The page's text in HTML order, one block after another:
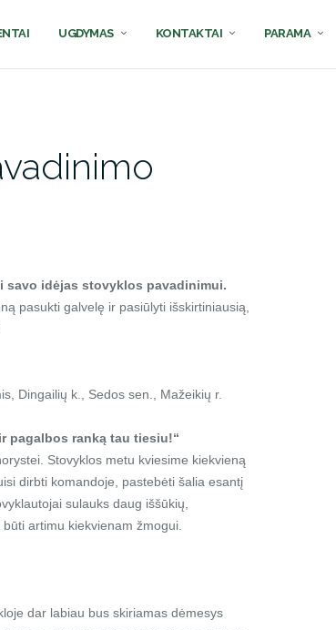
UGDYMAS KONTAKTAI PARAMA
idėjas stovyklos pavadinimui.
pasukti galvelę ir pasiūlyti išskirtiniausią,
Dingailių k., Sedos sen., Mažeikių r.
pagalbos ranką tau tiesiu!“
Stovyklos metu kviesime kiekvieną
dirbti komandoje, pastebėti šalia esantį
sulauks daug iššūkių,
artimu kiekvienam žmogui.
dar labiau bus skiriamas dėmesys